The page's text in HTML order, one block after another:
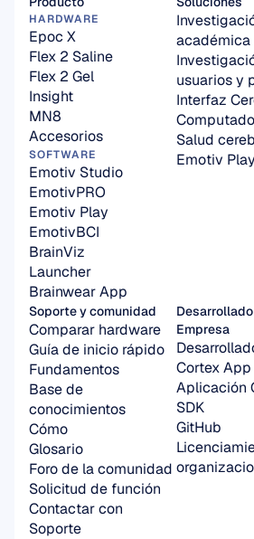
académica
usuarios y
Interfaz
Salud
Emotiv Play
HARDWARE
Epoc X
Flex 2 Saline
Flex 2 Gel
Insight
MN8
Accesorios
SOFTWARE
Emotiv Studio
EmotivPRO
Emotiv Play
EmotivBCI
BrainViz
Launcher
Brainwear App
Soporte y comunidad
Comparar hardware
Guía de inicio rápido
Fundamentos
Base de
conocimientos
Cómo
Glosario
Foro de la comunidad
Solicitud de función
Contactar con
Soporte
Empresa
Cortex App
Aplicación
SDK
GitHub